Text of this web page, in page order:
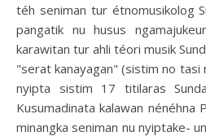
téh seniman tur étnomusikolog
pangatik nu husus
karawitan tur ahli téori musik
"serat kanayagan" (sistim no
nyipta sistim 17 titilaras
Kusumadinata kalawan nénéhna
minangka seniman nu nyiptake-